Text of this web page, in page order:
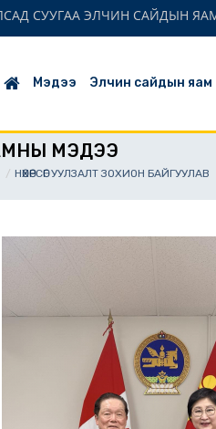
СУУГАА ЭЛЧИН САЙДЫН ЯАМ,
Мэдээ Элчин сайдын яам
МЭДЭЭ
НӨХӨРСӨГ УУЛЗАЛТ ЗОХИОН БАЙГУУЛАВ